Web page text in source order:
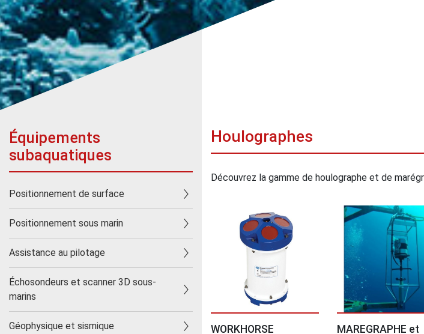
Équipements
subaquatiques
Positionnement de surface
Positionnement sous marin
Assistance au pilotage
Échosondeurs et scanner 3D sous-
marins
Géophysique et sismique
Houlographes
Découvrez la gamme de houlographe et de
Aperçu
WORKHORSE
Aperçu
MAREGRAPHE et